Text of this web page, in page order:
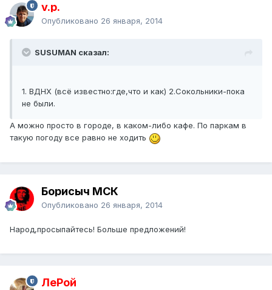
v.p.
Опубликовано 26 января, 2014
SUSUMAN сказал:
1. ВДНХ (всё известно:где,что и как) 2.Сокольники-пока
не были.
А можно просто в городе, в каком-либо кафе. По паркам в
такую погоду все равно не ходить
Борисыч МСК
Опубликовано 26 января, 2014
Народ,просыпайтесь! Больше предложений!
ЛеРой